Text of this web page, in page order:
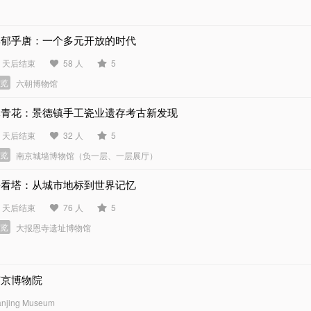
乎唐：一个多元开放的时代
后结束 58 人
5
六朝博物馆
花：景德镇手工瓷业遗存考古新发现
后结束 32 人
5
南京城墙博物馆（负一层、一层展厅）
塔：从城市地标到世界记忆
后结束 76 人
5
大报恩寺遗址博物馆
博物院
Museum